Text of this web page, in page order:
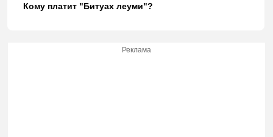
Кому платит "Битуах леуми"?
Реклама